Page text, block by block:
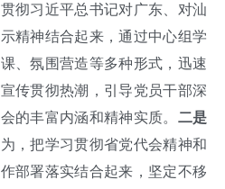
彻习近平总书记对广东、对汕
精神结合起来，通过中心组学
、氛围营造等多种形式，迅速
传贯彻热潮，引导党员干部深
的丰富内涵和精神实质。 二是
，把学习贯彻省党代会精神和
部署落实结合起来，坚定不移